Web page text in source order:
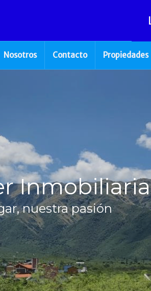
Nosotros Contacto Propiedades
Inmobiliaria
nuestra pasión